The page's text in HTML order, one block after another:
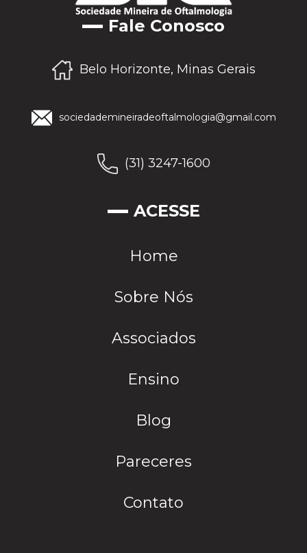
Fale Conosco
Belo Horizonte, Minas Gerais
sociedademineiradeoftalmologia@gmail.com
(31) 3247-1600
ACESSE
Home
Sobre Nós
Associados
Ensino
Blog
Pareceres
Contato